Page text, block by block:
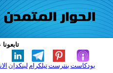
لينكدإن تيلكرامبنترست بودكاست